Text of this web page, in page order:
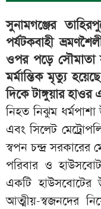
সুনামগঞ্জের
পর্যটকবাহী
ওপর পড়ে সৌমাতা
মর্মান্তিক মৃত্যু
দিকে টাঙ্গুয়ার
নিহত নিঝুম ধর্মপাশা
এবং সিলেট
স্বপন চন্দ্র সরকারের
পরিবার ও
একটি হাউসবোটের
আত্মীয়-স্বজনদের